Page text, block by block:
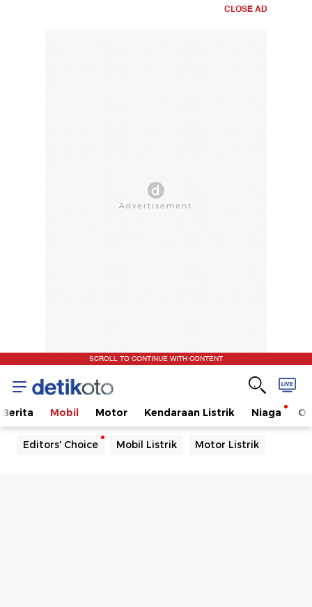
CLOSE AD
SCROLL TO CONTINUE WITH CONTENT
Berita Mobil Motor Kendaraan Listrik Niaga
Editors' Choice Mobil Listrik Motor Listrik